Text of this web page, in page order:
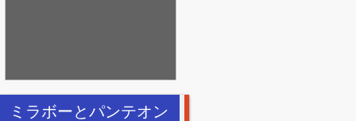
ミラボーとパンテオン